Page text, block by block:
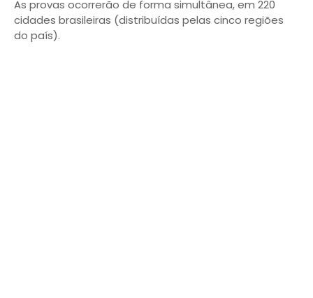
As provas ocorrerão de forma simultânea, em 220
cidades brasileiras (distribuídas pelas cinco regiões
do país).